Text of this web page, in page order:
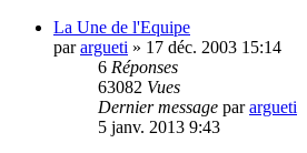
La Une de l'Equipe
parargueti » 17 déc. 2003 15:14
6 Réponses
63082 Vues
Dernier message parargueti
5 janv. 2013 9:43